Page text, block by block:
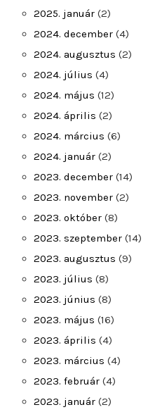
2025. január (2)
2024. december (4)
2024. augusztus (2)
2024. július (4)
2024. május (12)
2024. április (2)
2024. március (6)
2024. január (2)
2023. december (14)
2023. november (2)
2023. október (8)
2023. szeptember (14)
2023. augusztus (9)
2023. július (8)
2023. június (8)
2023. május (16)
2023. április (4)
2023. március (4)
2023. február (4)
2023. január (2)